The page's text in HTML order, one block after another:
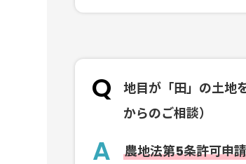
地目が「田」の土地
からのご相談）
農地法第5条許可申